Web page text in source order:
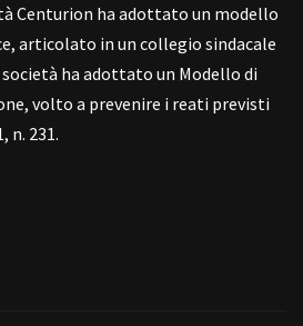
Centurion ha adottato un modello
articolato in un collegio sindacale
ha adottato un Modello di
volto a prevenire i reati previsti
n. 231.